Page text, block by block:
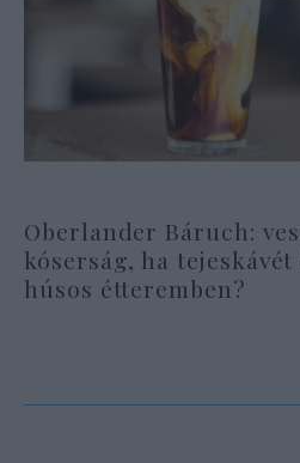
Oberlander Báruch:
kóserság, ha
húsos étteremben?